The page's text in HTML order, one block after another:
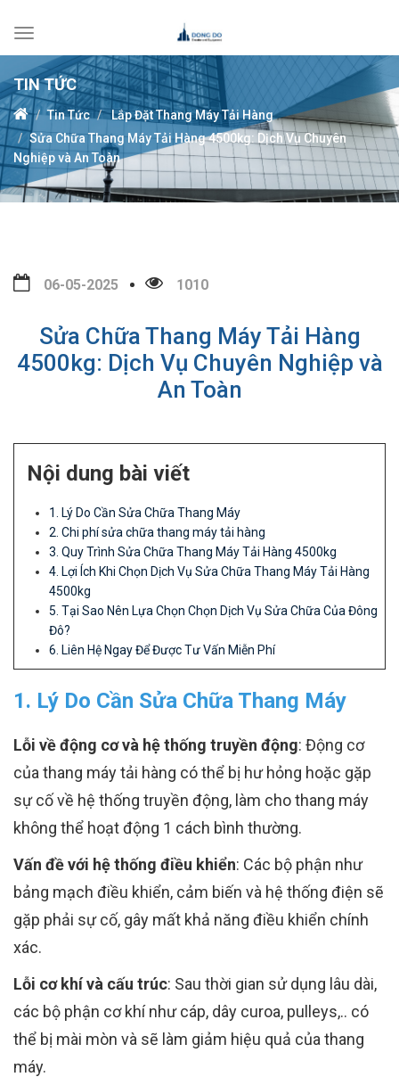
Toggle
navigation
TIN TỨC
Tin Tức
Lắp Đặt Thang Máy Tải Hàng
Sửa Chữa Thang Máy Tải Hàng 4500kg: Dịch Vụ Chuyên
Nghiệp và An Toàn
06-05-2025 1010
Sửa Chữa Thang Máy Tải Hàng
4500kg: Dịch Vụ Chuyên Nghiệp và
An Toàn
Nội dung bài viết
1. Lý Do Cần Sửa Chữa Thang Máy
2. Chi phí sửa chữa thang máy tải hàng
3. Quy Trình Sửa Chữa Thang Máy Tải Hàng 4500kg
4. Lợi Ích Khi Chọn Dịch Vụ Sửa Chữa Thang Máy Tải Hàng
4500kg
5. Tại Sao Nên Lựa Chọn Chọn Dịch Vụ Sửa Chữa Của Đông
Đô?
6. Liên Hệ Ngay Để Được Tư Vấn Miễn Phí
1. Lý Do Cần Sửa Chữa Thang Máy
Lỗi về động cơ và hệ thống truyền động: Động cơ
của thang máy tải hàng có thể bị hư hỏng hoặc gặp
sự cố về hệ thống truyền động, làm cho thang máy
không thể hoạt động 1 cách bình thường.
Vấn đề với hệ thống điều khiển: Các bộ phận như
bảng mạch điều khiển, cảm biến và hệ thống điện sẽ
gặp phải sự cố, gây mất khả năng điều khiển chính
xác.
Lỗi cơ khí và cấu trúc: Sau thời gian sử dụng lâu dài,
các bộ phận cơ khí như cáp, dây curoa, pulleys,.. có
thể bị mài mòn và sẽ làm giảm hiệu quả của thang
máy.